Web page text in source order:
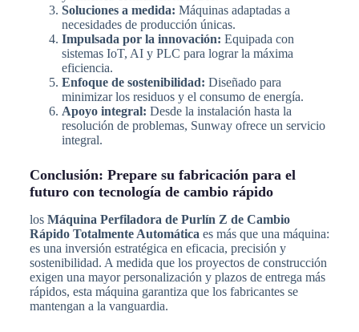
Soluciones a medida: Máquinas adaptadas a
necesidades de producción únicas.
Impulsada por la innovación: Equipada con
sistemas IoT, AI y PLC para lograr la máxima
eficiencia.
Enfoque de sostenibilidad: Diseñado para
minimizar los residuos y el consumo de energía.
Apoyo integral: Desde la instalación hasta la
resolución de problemas, Sunway ofrece un servicio
integral.
Conclusión: Prepare su fabricación para el
futuro con tecnología de cambio rápido
los Máquina Perfiladora de Purlín Z de Cambio
Rápido Totalmente Automática es más que una máquina:
es una inversión estratégica en eficacia, precisión y
sostenibilidad. A medida que los proyectos de construcción
exigen una mayor personalización y plazos de entrega más
rápidos, esta máquina garantiza que los fabricantes se
mantengan a la vanguardia.